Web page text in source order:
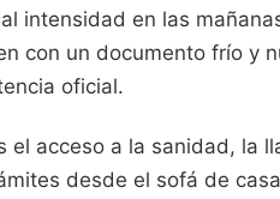
intensidad en las
con un documento frío y
oficial.
el acceso a la sanidad, la
desde el sofá de